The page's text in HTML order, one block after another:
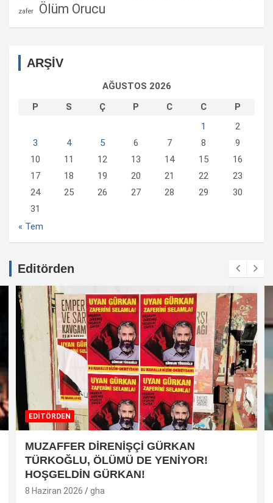
zafer Ölüm Orucu
ARŞİV
AĞUSTOS 2026
P
S Ç P C C
P
1
2
3
4 5 6 7 8
9
10
11 12 13 14 15
16
17
18 19 20 21 22
23
24
25 26 27 28 29
30
31
« Tem
Editörden
EDİTÖRDEN
MUZAFFER DİRENİŞÇİ GÜRKAN
TÜRKOĞLU, ÖLÜMÜ DE YENİYOR!
HOŞGELDİN GÜRKAN!
8 Haziran 2026 gha